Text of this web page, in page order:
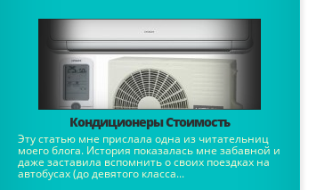
Кондиционеры Стоимость
Эту статью мне прислала одна из читательниц
моего блога. История показалась мне забавной и
даже заставила вспомнить о своих поездках на
автобусах (до девятого класса...